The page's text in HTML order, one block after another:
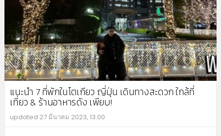
แนะนำ 7 ที่พักในโตเกียว ญี่ปุ่น เดินทางสะดวก ใกล้ที่
เที่ยว & ร้านอาหารดัง เพียบ!
updated 27 มีนาคม 2023, 13:00